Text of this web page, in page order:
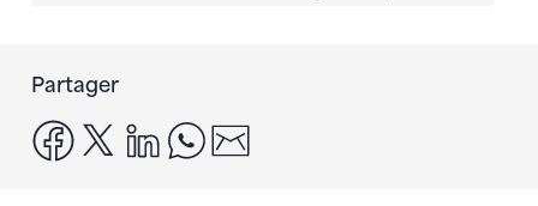
Partager
facebook
x linkedinwhatsapp